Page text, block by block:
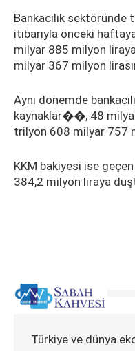
Bankacılık sektöründe
itibarıyla önceki
milyar 885 milyon
milyar 367 milyon
Aynı dönemde
kaynaklar��, 48
trilyon 608 milyar 757
KKM bakiyesi ise
384,2 milyon liraya
Türkiye ve dünya